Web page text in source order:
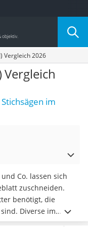
Vergleich 2026
im
Co. lassen sich
zuschneiden.
benötigt, die
Diverse im
Profihandwerkern